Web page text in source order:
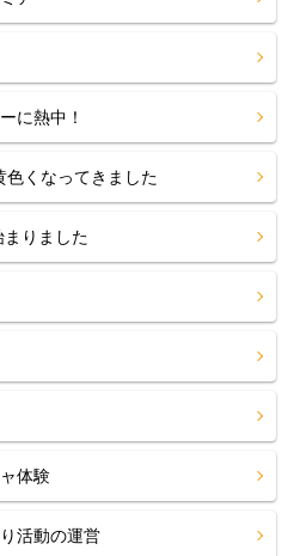
に熱中！
色くなってきました
まりました
体験
活動の運営